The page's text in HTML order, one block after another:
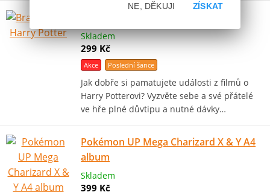
Skladem
299 Kč
Akce Poslední šance
Jak dobře si pamatujete události z filmů o
Harry Potterovi? Vyzvěte sebe a své přátelé
ve hře plné důvtipu a nutné dávky…
Pokémon UP Mega Charizard X & Y A4
album
Skladem
399 Kč
ZÍSKAT
NE, DĚKUJI